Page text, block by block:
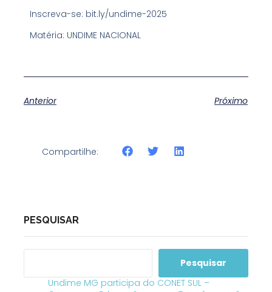
Inscreva-se: bit.ly/undime-2025
Matéria: UNDIME NACIONAL
Anterior Próximo
Compartilhe:
PESQUISAR
Pesquisar
Undime MG participa do CONET SUL –